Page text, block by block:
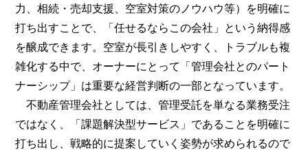
力、相続・売却支援、空室対策のノウハウ等）を明確に
打ち出すことで、「任せるならこの会社」という納得感
を醸成できます。空室が長引きしやすく、トラブルも複
雑化する中で、オーナーにとって「管理会社とのパート
ナーシップ」は重要な経営判断の一部となっています。
不動産管理会社としては、管理受託を単なる業務受注
ではなく、「課題解決型サービス」であることを明確に
打ち出し、戦略的に提案していく姿勢が求められるので